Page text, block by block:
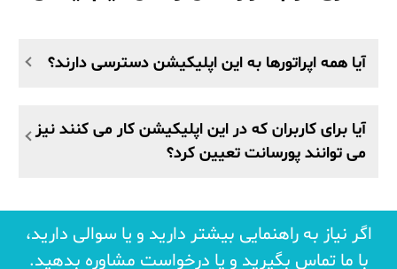
آیا همه اپراتورها به این اپلیکیشن دسترسی دارند؟
آیا برای کاربران که در این اپلیکیشن کار می کنند نیز
می توانند پورسانت تعیین کرد؟
اگر نیاز به راهنمایی بیشتر دارید و یا سوالی دارید،
با ما تماس بگیرید و یا درخواست مشاوره بدهید.